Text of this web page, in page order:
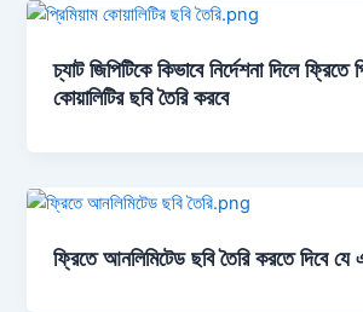
চ্যাট জিপিটিকে কিভাবে নির্দেশনা দিলে ফ্রিতে
কোয়ালিটির ছবি তৈরি করবে
ফ্রিতে আনলিমিটেড ছবি তৈরি করতে দিবে